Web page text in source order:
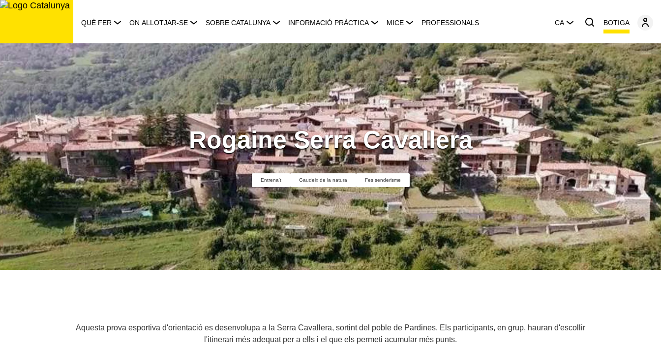
Saltar
QUÈ FER ON ALLOTJAR-SE SOBRE CATALUNYA INFORMACIÓ PRÀCTICA MICE PROFESSIONALS CA BOTIGA
Rogaine Serra Cavallera
Entrena't Gaudeix de la natura Fes senderisme
Aquesta prova esportiva d'orientació es desenvolupa a la Serra Cavallera, sortint del poble de Pardines. Els participants, en grup, hauran d'escollir
l'itinerari més adequat per a ells i el que els permeti acumular més punts.